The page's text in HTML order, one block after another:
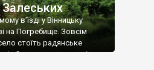
Залеських
в’їзді у Вінницьку
на Погребище. Зовсім
стоїть радянське
і яблуню, а трохи далі,